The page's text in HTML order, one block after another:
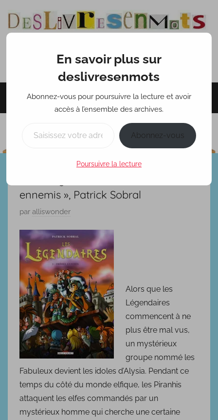
contenu
deslivresenmots
Menu
ennemis », Patrick Sobral
P
b
i
l
e
1
8
a
v
i
e
r
par alliswonder
Alors que les
Légendaires
commencent à ne
plus être mal vus,
un mystérieux
groupe nommé les
Fabuleux devient les idoles d’Alysia. Pendant ce
temps du côté du monde elfique, les Piranhis
attaquent les elfes commandés par un
mystérieux homme qui cherche une certaine
En savoir plus sur
deslivresenmots
Abonnez-vous pour poursuivre la lecture et avoir
accès à l’ensemble des archives.
Abonnez-vous
Poursuivre la lecture